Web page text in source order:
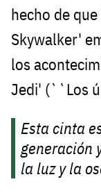
hecho de
Skywalker'
los
Jedi' (``Los
Esta cinta
generación
la luz y la